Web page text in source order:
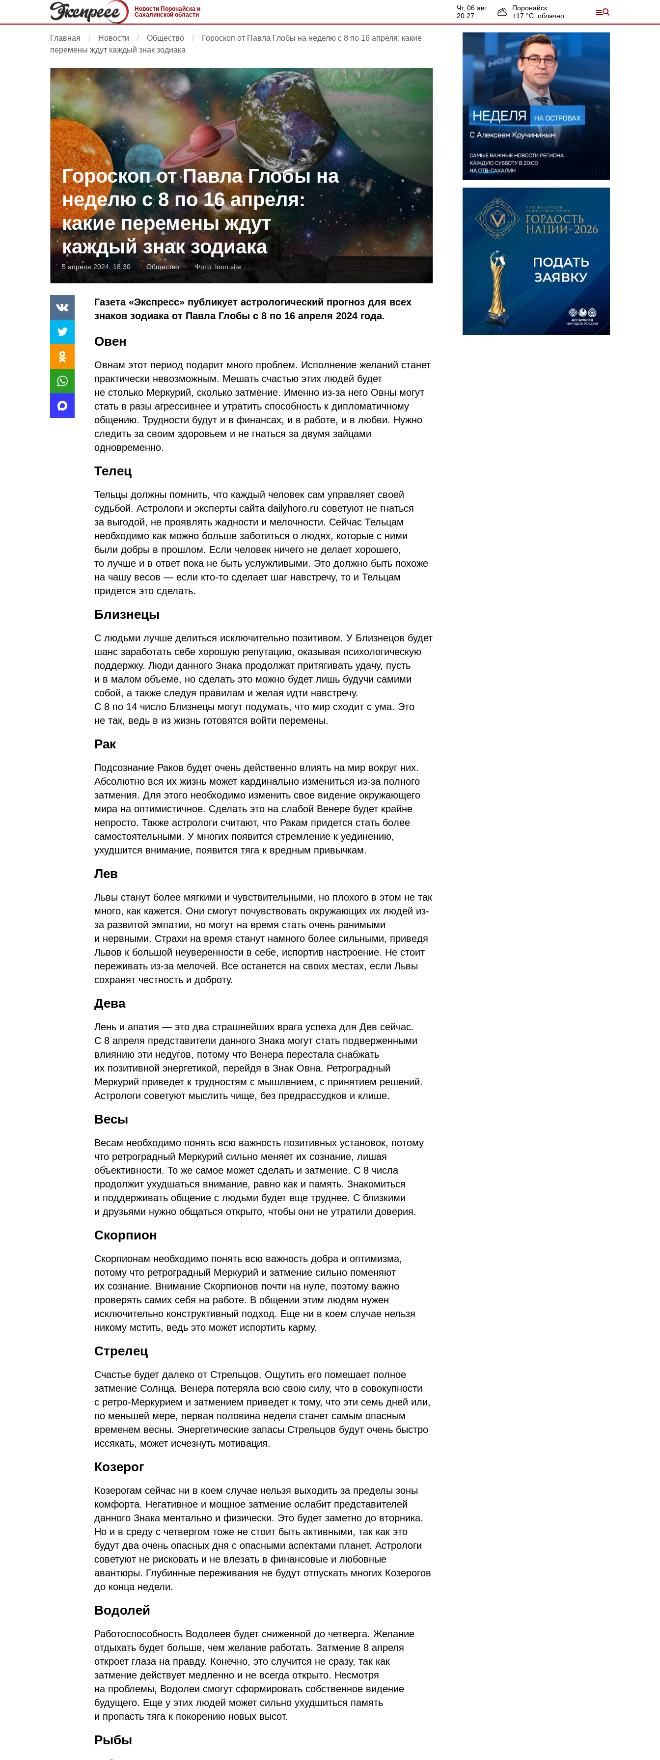
Новости Поронайска и
Сахалинской области
чт, 06 авг.
20:27
Поронайск
+17 °С, облачно
Главная Новости Общество
Гороскоп от Павла Глобы на неделю с 8 по 16 апреля: какие
перемены ждут каждый знак зодиака
Гороскоп от Павла Глобы на
неделю с 8 по 16 апреля:
какие перемены ждут
каждый знак зодиака
5 апреля 2024, 18:30 Общество Фото: loon.site
Газета «Экспресс» публикует астрологический прогноз для всех
знаков зодиака от Павла Глобы с 8 по 16 апреля 2024 года.
Овен
Овнам этот период подарит много проблем. Исполнение желаний станет
практически невозможным. Мешать счастью этих людей будет
не столько Меркурий, сколько затмение. Именно из-за него Овны могут
стать в разы агрессивнее и утратить способность к дипломатичному
общению. Трудности будут и в финансах, и в работе, и в любви. Нужно
следить за своим здоровьем и не гнаться за двумя зайцами
одновременно.
Телец
Тельцы должны помнить, что каждый человек сам управляет своей
судьбой. Астрологи и эксперты сайта dailyhoro.ru советуют не гнаться
за выгодой, не проявлять жадности и мелочности. Сейчас Тельцам
необходимо как можно больше заботиться о людях, которые с ними
были добры в прошлом. Если человек ничего не делает хорошего,
то лучше и в ответ пока не быть услужливыми. Это должно быть похоже
на чашу весов — если кто-то сделает шаг навстречу, то и Тельцам
придется это сделать.
Близнецы
С людьми лучше делиться исключительно позитивом. У Близнецов будет
шанс заработать себе хорошую репутацию, оказывая психологическую
поддержку. Люди данного Знака продолжат притягивать удачу, пусть
и в малом объеме, но сделать это можно будет лишь будучи самими
собой, а также следуя правилам и желая идти навстречу.
С 8 по 14 число Близнецы могут подумать, что мир сходит с ума. Это
не так, ведь в из жизнь готовятся войти перемены.
Рак
Подсознание Раков будет очень действенно влиять на мир вокруг них.
Абсолютно вся их жизнь может кардинально измениться из-за полного
затмения. Для этого необходимо изменить свое видение окружающего
мира на оптимистичное. Сделать это на слабой Венере будет крайне
непросто. Также астрологи считают, что Ракам придется стать более
самостоятельными. У многих появится стремление к уединению,
ухудшится внимание, появится тяга к вредным привычкам.
Лев
Львы станут более мягкими и чувствительными, но плохого в этом не так
много, как кажется. Они смогут почувствовать окружающих их людей из-
за развитой эмпатии, но могут на время стать очень ранимыми
и нервными. Страхи на время станут намного более сильными, приведя
Львов к большой неуверенности в себе, испортив настроение. Не стоит
переживать из-за мелочей. Все останется на своих местах, если Львы
сохранят честность и доброту.
Дева
Лень и апатия — это два страшнейших врага успеха для Дев сейчас.
С 8 апреля представители данного Знака могут стать подверженными
влиянию эти недугов, потому что Венера перестала снабжать
их позитивной энергетикой, перейдя в Знак Овна. Ретроградный
Меркурий приведет к трудностям с мышлением, с принятием решений.
Астрологи советуют мыслить чище, без предрассудков и клише.
Весы
Весам необходимо понять всю важность позитивных установок, потому
что ретроградный Меркурий сильно меняет их сознание, лишая
объективности. То же самое может сделать и затмение. С 8 числа
продолжит ухудшаться внимание, равно как и память. Знакомиться
и поддерживать общение с людьми будет еще труднее. С близкими
и друзьями нужно общаться открыто, чтобы они не утратили доверия.
Скорпион
Скорпионам необходимо понять всю важность добра и оптимизма,
потому что ретроградный Меркурий и затмение сильно поменяют
их сознание. Внимание Скорпионов почти на нуле, поэтому важно
проверять самих себя на работе. В общении этим людям нужен
исключительно конструктивный подход. Еще ни в коем случае нельзя
никому мстить, ведь это может испортить карму.
Стрелец
Счастье будет далеко от Стрельцов. Ощутить его помешает полное
затмение Солнца. Венера потеряла всю свою силу, что в совокупности
с ретро-Меркурием и затмением приведет к тому, что эти семь дней или,
по меньшей мере, первая половина недели станет самым опасным
временем весны. Энергетические запасы Стрельцов будут очень быстро
иссякать, может исчезнуть мотивация.
Козерог
Козерогам сейчас ни в коем случае нельзя выходить за пределы зоны
комфорта. Негативное и мощное затмение ослабит представителей
данного Знака ментально и физически. Это будет заметно до вторника.
Но и в среду с четвергом тоже не стоит быть активными, так как это
будут два очень опасных дня с опасными аспектами планет. Астрологи
советуют не рисковать и не влезать в финансовые и любовные
авантюры. Глубинные переживания не будут отпускать многих Козерогов
до конца недели.
Водолей
Работоспособность Водолеев будет сниженной до четверга. Желание
отдыхать будет больше, чем желание работать. Затмение 8 апреля
откроет глаза на правду. Конечно, это случится не сразу, так как
затмение действует медленно и не всегда открыто. Несмотря
на проблемы, Водолеи смогут сформировать собственное видение
будущего. Еще у этих людей может сильно ухудшиться память
и пропасть тяга к покорению новых высот.
Рыбы